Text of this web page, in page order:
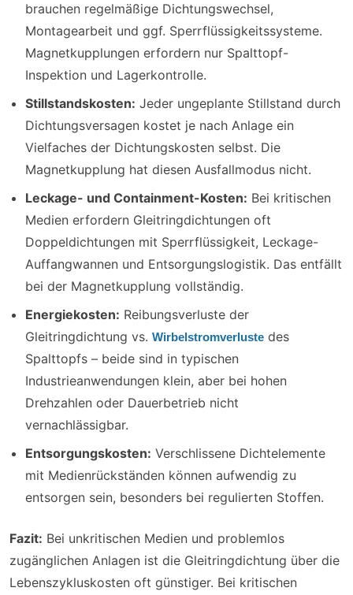
brauchen regelmäßige Dichtungswechsel,
Montagearbeit und ggf. Sperrflüssigkeitssysteme.
Magnetkupplungen erfordern nur Spalttopf-
Inspektion und Lagerkontrolle.
Stillstandskosten: Jeder ungeplante Stillstand durch
Dichtungsversagen kostet je nach Anlage ein
Vielfaches der Dichtungskosten selbst. Die
Magnetkupplung hat diesen Ausfallmodus nicht.
Leckage- und Containment-Kosten: Bei kritischen
Medien erfordern Gleitringdichtungen oft
Doppeldichtungen mit Sperrflüssigkeit, Leckage-
Auffangwannen und Entsorgungslogistik. Das entfällt
bei der Magnetkupplung vollständig.
Energiekosten: Reibungsverluste der
Gleitringdichtung vs. Wirbelstromverluste des
Spalttopfs – beide sind in typischen
Industrieanwendungen klein, aber bei hohen
Drehzahlen oder Dauerbetrieb nicht
vernachlässigbar.
Entsorgungskosten: Verschlissene Dichtelemente
mit Medienrückständen können aufwendig zu
entsorgen sein, besonders bei regulierten Stoffen.
Fazit: Bei unkritischen Medien und problemlos
zugänglichen Anlagen ist die Gleitringdichtung über die
Lebenszykluskosten oft günstiger. Bei kritischen